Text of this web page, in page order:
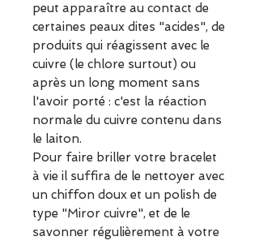
peut apparaître au contact de
certaines peaux dites "acides", de
produits qui réagissent avec le
cuivre (le chlore surtout) ou
après un long moment sans
l'avoir porté : c'est la réaction
normale du cuivre contenu dans
le laiton.
Pour faire briller votre bracelet
à vie il suffira de le nettoyer avec
un chiffon doux et un polish de
type "Miror cuivre", et de le
savonner régulièrement à votre